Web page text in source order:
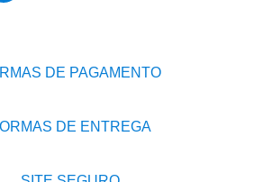
DE PAGAMENTO
DE ENTREGA